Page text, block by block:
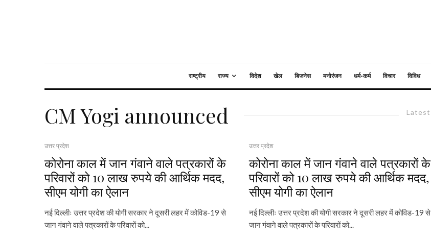
राष्ट्रीय राज्य विदेश खेल बिजनेस मनोरंजन धर्म-कर्म विचार विविध
Latest
CM Yogi announced
उत्तर प्रदेश
कोरोना काल में जान गंवाने वाले पत्रकारों के
परिवारों को 10 लाख रुपये की आर्थिक मदद,
सीएम योगी का ऐलान
नई दिल्लीः उत्तर प्रदेश की योगी सरकार ने दूसरी लहर में कोविड-19 से
जान गंवाने वाले पत्रकारों के परिवारों को...
उत्तर प्रदेश
कोरोना काल में जान गंवाने वाले पत्रकारों के
परिवारों को 10 लाख रुपये की आर्थिक मदद,
सीएम योगी का ऐलान
नई दिल्लीः उत्तर प्रदेश की योगी सरकार ने दूसरी लहर में कोविड-19 से
जान गंवाने वाले पत्रकारों के परिवारों को...